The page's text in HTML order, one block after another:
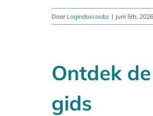
Door Logindoscoobz | juni 5th, 2026
Ontdek
gids